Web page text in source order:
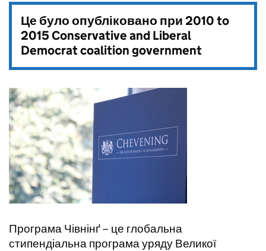
Це було опубліковано при2010 to
2015 Conservative and Liberal
Democrat coalition government
Програма Чівнінґ – це глобальна
стипендіальна програма уряду Великої